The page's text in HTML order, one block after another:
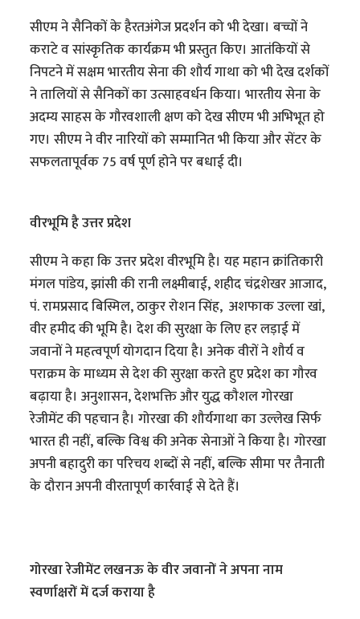
सीएम ने सैनिकों के हैरतअंगेज प्रदर्शन को भी देखा। बच्चों ने
कराटे व सांस्कृतिक कार्यक्रम भी प्रस्तुत किए। आतंकियों से
निपटने में सक्षम भारतीय सेना की शौर्य गाथा को भी देख दर्शकों
ने तालियों से सैनिकों का उत्साहवर्धन किया। भारतीय सेना के
अदम्य साहस के गौरवशाली क्षण को देख सीएम भी अभिभूत हो
गए। सीएम ने वीर नारियों को सम्मानित भी किया और सेंटर के
सफलतापूर्वक 75 वर्ष पूर्ण होने पर बधाई दी।
वीरभूमि है उत्तर प्रदेश
सीएम ने कहा कि उत्तर प्रदेश वीरभूमि है। यह महान क्रांतिकारी
मंगल पांडेय, झांसी की रानी लक्ष्मीबाई, शहीद चंद्रशेखर आजाद,
पं. रामप्रसाद बिस्मिल, ठाकुर रोशन सिंह, अशफाक उल्ला खां,
वीर हमीद की भूमि है। देश की सुरक्षा के लिए हर लड़ाई में
जवानों ने महत्वपूर्ण योगदान दिया है। अनेक वीरों ने शौर्य व
पराक्रम के माध्यम से देश की सुरक्षा करते हुए प्रदेश का गौरव
बढ़ाया है। अनुशासन, देशभक्ति और युद्ध कौशल गोरखा
रेजीमेंट की पहचान है। गोरखा की शौर्यगाथा का उल्लेख सिर्फ
भारत ही नहीं, बल्कि विश्व की अनेक सेनाओं ने किया है। गोरखा
अपनी बहादुरी का परिचय शब्दों से नहीं, बल्कि सीमा पर तैनाती
के दौरान अपनी वीरतापूर्ण कार्रवाई से देते हैं।
गोरखा रेजीमेंट लखनऊ के वीर जवानों ने अपना नाम
स्वर्णाक्षरों में दर्ज कराया है